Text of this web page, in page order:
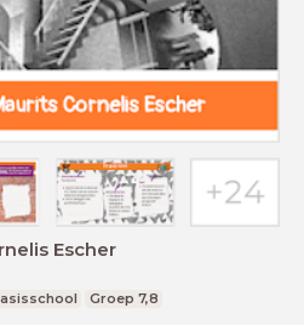
Escher
Groep 7,8